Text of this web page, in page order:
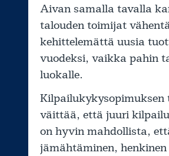
Aivan samalla tavalla
talouden toimijat
kehittelemättä uusia
vuodeksi, vaikka pahin
luokalle.
väittää, että juuri
on hyvin mahdollista,
jämähtäminen,